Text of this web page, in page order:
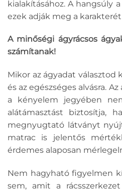
kialakításához. A hangsúly
ezek adják meg a karakterét
A minőségi ágyrácsos
számítanak!
Mikor az ágyadat választod
és az egészséges alvásra.
a kényelem jegyében
alátámasztást biztosítja,
megnyugtató látványt
matrac is jelentős
érdemes alaposan
Nem hagyható figyelmen
sem, amit a